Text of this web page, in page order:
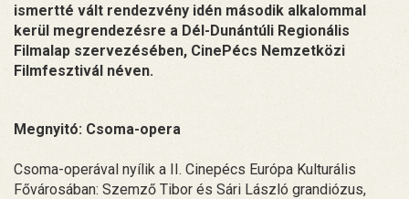
ismertté vált rendezvény idén második alkalommal
kerül megrendezésre a Dél-Dunántúli Regionális
Filmalap szervezésében, CinePécs Nemzetközi
Filmfesztivál néven.
Megnyitó: Csoma-opera
Csoma-operával nyílik a II. Cinepécs Európa Kulturális
Fővárosában: Szemző Tibor és Sári László grandiózus,